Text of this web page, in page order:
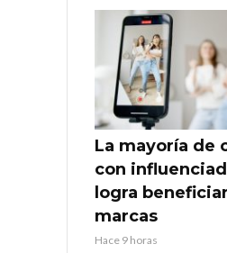
La mayoría de
con
logra
marcas
Hace 9 horas